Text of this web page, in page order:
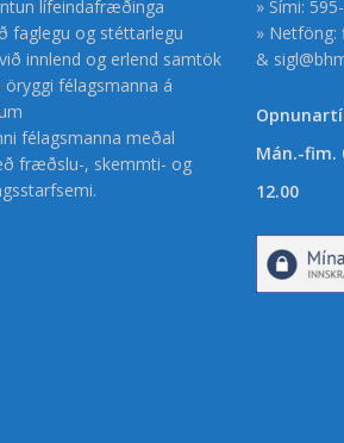
lífeindafræðinga
faglegu og stéttarlegu
innlend og erlend samtök
öryggi félagsmanna á
félagsmanna meðal
fræðslu-, skemmti- og
» Sími:
» Netföng:
&
Mán.-fim.
12.00